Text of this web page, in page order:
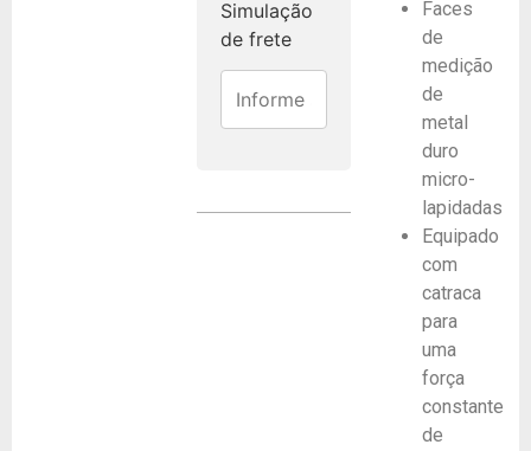
Simulação
de frete
Faces
de
medição
de
metal
duro
micro-
lapidadas
Equipado
com
catraca
para
uma
força
constante
de